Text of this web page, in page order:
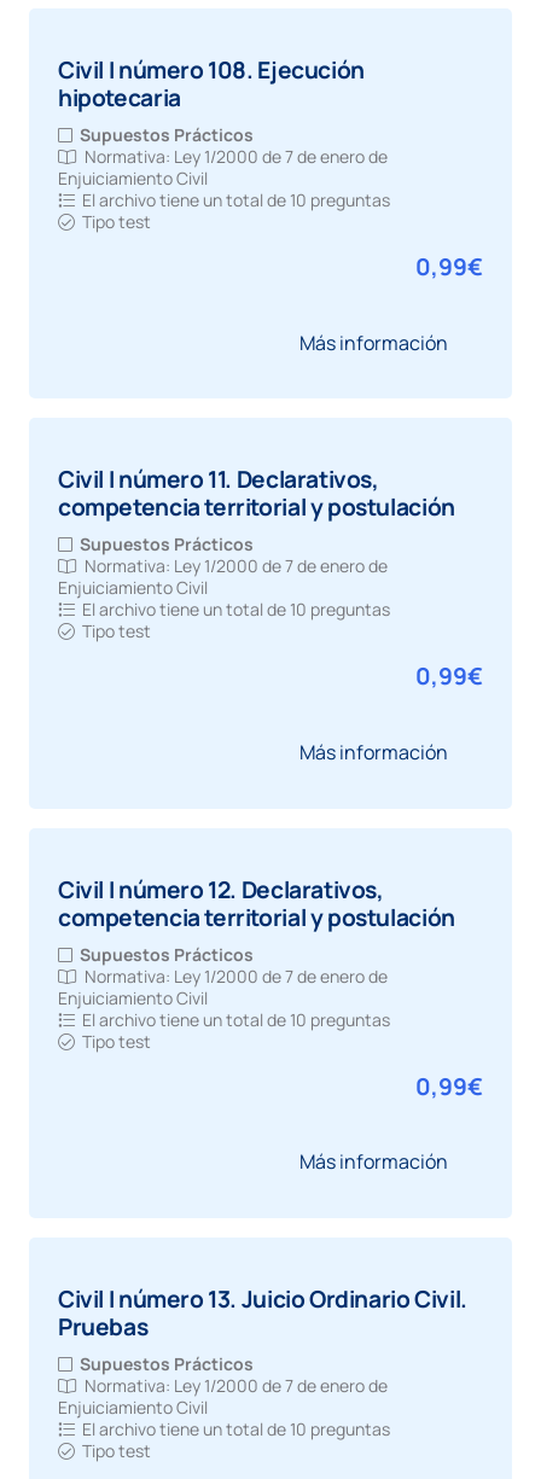
Civil I número 108. Ejecución
hipotecaria
Supuestos Prácticos
Normativa: Ley 1/2000 de 7 de enero de
Enjuiciamiento Civil
El archivo tiene un total de 10 preguntas
Tipo test
0,99€
Más información
Civil I número 11. Declarativos,
competencia territorial y postulación
Supuestos Prácticos
Normativa: Ley 1/2000 de 7 de enero de
Enjuiciamiento Civil
El archivo tiene un total de 10 preguntas
Tipo test
0,99€
Más información
Civil I número 12. Declarativos,
competencia territorial y postulación
Supuestos Prácticos
Normativa: Ley 1/2000 de 7 de enero de
Enjuiciamiento Civil
El archivo tiene un total de 10 preguntas
Tipo test
0,99€
Más información
Civil I número 13. Juicio Ordinario Civil.
Pruebas
Supuestos Prácticos
Normativa: Ley 1/2000 de 7 de enero de
Enjuiciamiento Civil
El archivo tiene un total de 10 preguntas
Tipo test